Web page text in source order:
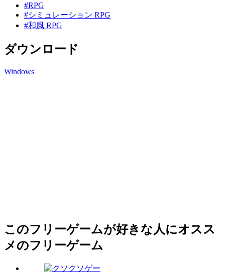
#RPG
#シミュレーション RPG
#和風 RPG
ダウンロード
Windows
このフリーゲームが好きな人にオスス
メのフリーゲーム